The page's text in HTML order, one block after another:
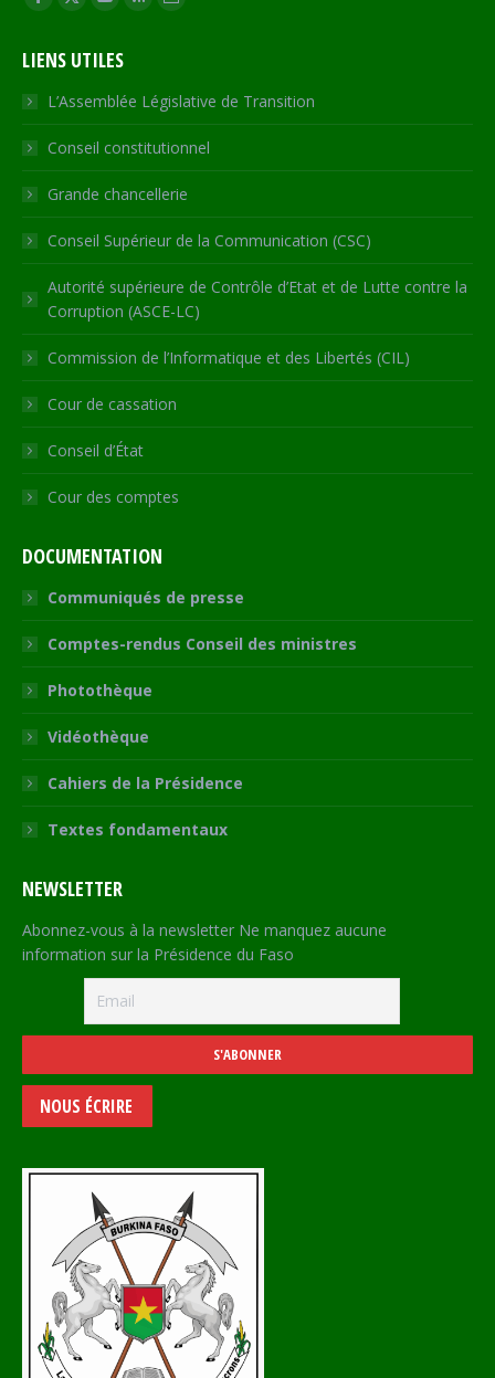
Facebook
opens
in
new
window
X
opens
in
new
window
YouTube
opens
in
new
window
RSS
in
new
window
Site
opens
in
new
LIENS UTILES
L’Assemblée Législative de Transition
Conseil constitutionnel
Grande chancellerie
Conseil Supérieur de la Communication (CSC)
Autorité supérieure de Contrôle d’Etat et de Lutte contre la
Corruption (ASCE-LC)
Commission de l’Informatique et des Libertés (CIL)
Cour de cassation
Conseil d’État
Cour des comptes
DOCUMENTATION
Communiqués de presse
Comptes-rendus Conseil des ministres
Photothèque
Vidéothèque
Cahiers de la Présidence
Textes fondamentaux
NEWSLETTER
Abonnez-vous à la newsletter Ne manquez aucune
information sur la Présidence du Faso
NOUS ÉCRIRE